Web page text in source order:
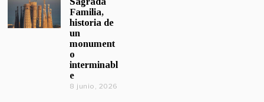
Familia,
historia de
un
monument
o
interminabl
e
8 junio, 2026